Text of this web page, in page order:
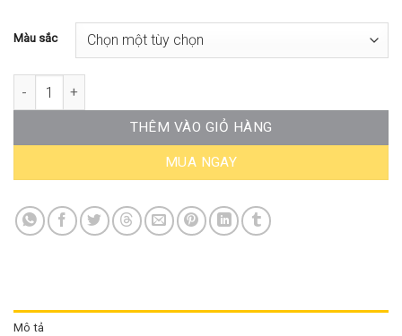
Màu sắc
Ghế Cafe Mặt Nhựa Chân Gỗ ST-WC070 số lượng
THÊM VÀO GIỎ HÀNG
MUA NGAY
Mô tả